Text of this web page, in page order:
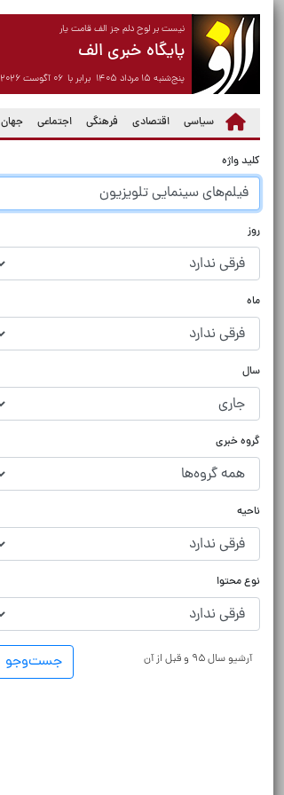
نیست بر لوح دلم جز الف قامت یار
پایگاه خبری الف
پنج‌شنبه ۱۵ مرداد ۱۴۰۵ برابر با ۰۶ آگوست ۲۰۲۶
سیاسی اقتصادی فرهنگی اجتماعی جهان
کلید واژه
روز
ماه
سال
گروه خبری
ناحیه
نوع محتوا
جست‌و‌جو آرشیو سال ۹۵ و قبل از آن